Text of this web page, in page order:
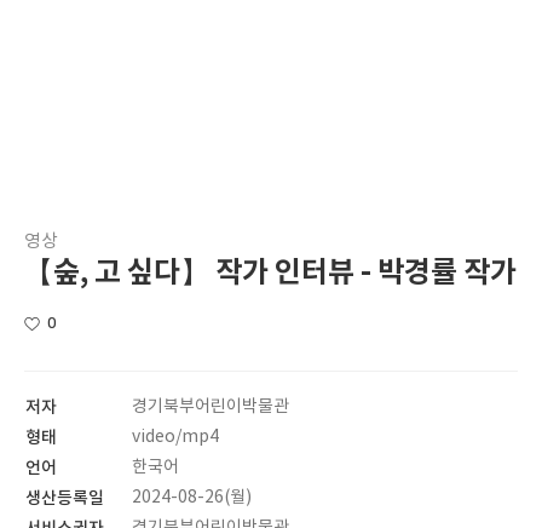
영상
【숲, 고 싶다】 작가 인터뷰 - 박경률 작가
0
저자 경기북부어린이박물관
형태 video/mp4
언어 한국어
생산등록일 2024-08-26(월)